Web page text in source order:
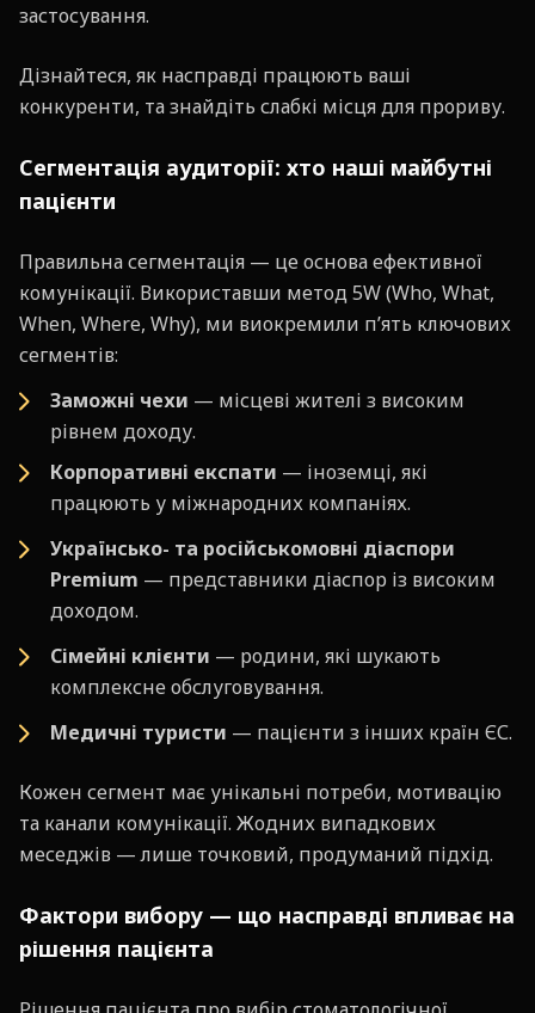
застосування.
Дізнайтеся, як насправді працюють ваші
конкуренти, та знайдіть слабкі місця для прориву.
Сегментація аудиторії: хто наші майбутні
пацієнти
Правильна сегментація — це основа ефективної
комунікації. Використавши метод 5W (Who, What,
When, Where, Why), ми виокремили п’ять ключових
сегментів:
Заможні чехи — місцеві жителі з високим
рівнем доходу.
Корпоративні експати — іноземці, які
працюють у міжнародних компаніях.
Українсько- та російськомовні діаспори
Premium — представники діаспор із високим
доходом.
Сімейні клієнти — родини, які шукають
комплексне обслуговування.
Медичні туристи — пацієнти з інших країн ЄС.
Кожен сегмент має унікальні потреби, мотивацію
та канали комунікації. Жодних випадкових
меседжів — лише точковий, продуманий підхід.
Фактори вибору — що насправді впливає на
рішення пацієнта